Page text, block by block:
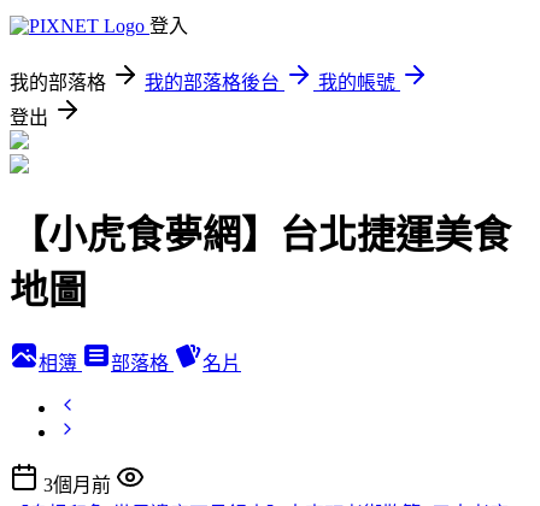
登入
我的部落格 我的部落格後台
我的帳號
登出
【小虎食夢網】台北捷運美食
地圖
相簿 部落格 名片
3個月前